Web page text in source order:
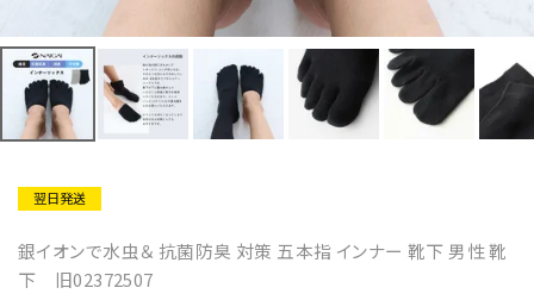
翌日発送
銀イオンで水虫＆ 抗菌防臭 対策 五本指 インナー 靴下 男性 靴
下 旧02372507